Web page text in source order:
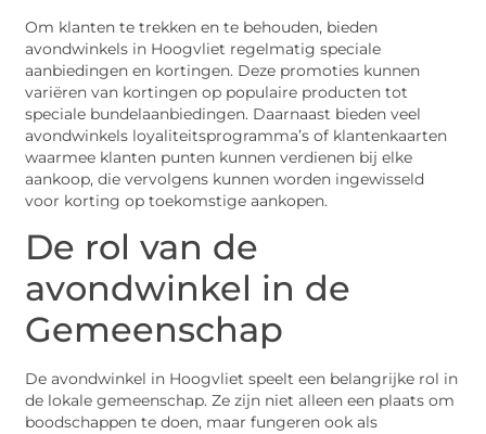
Om klanten te trekken en te behouden, bieden
avondwinkels in Hoogvliet regelmatig speciale
aanbiedingen en kortingen. Deze promoties kunnen
variëren van kortingen op populaire producten tot
speciale bundelaanbiedingen. Daarnaast bieden veel
avondwinkels loyaliteitsprogramma’s of klantenkaarten
waarmee klanten punten kunnen verdienen bij elke
aankoop, die vervolgens kunnen worden ingewisseld
voor korting op toekomstige aankopen.
De rol van de
avondwinkel in de
Gemeenschap
De avondwinkel in Hoogvliet speelt een belangrijke rol in
de lokale gemeenschap. Ze zijn niet alleen een plaats om
boodschappen te doen, maar fungeren ook als